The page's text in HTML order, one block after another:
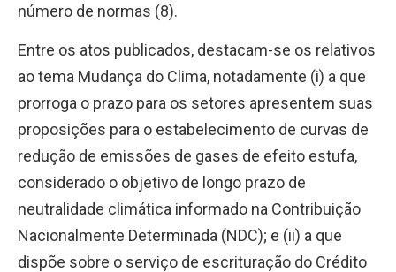
número de normas (8).
Entre os atos publicados, destacam-se os relativos
ao tema Mudança do Clima, notadamente (i) a que
prorroga o prazo para os setores apresentem suas
proposições para o estabelecimento de curvas de
redução de emissões de gases de efeito estufa,
considerado o objetivo de longo prazo de
neutralidade climática informado na Contribuição
Nacionalmente Determinada (NDC); e (ii) a que
dispõe sobre o serviço de escrituração do Crédito